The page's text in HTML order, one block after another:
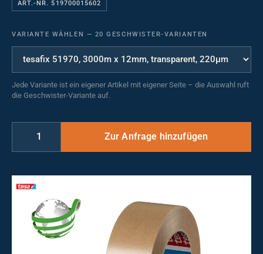
ART.-NR. 519700015602
VARIANTE WÄHLEN — 20 GESCHWISTER-VARIANTEN
Jede Variante ist ein eigener Artikel mit eigener Seite – die Auswahl ruft
die Geschwister-Variante auf.